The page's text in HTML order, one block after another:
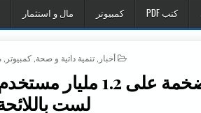
مال و استثمار كمبيوتر كتب PDF
POSTED IN
أخبار ,تنمية داتية و صحة ,كمبيوتر ,
قرصنة ضخمة على 1.2
لست